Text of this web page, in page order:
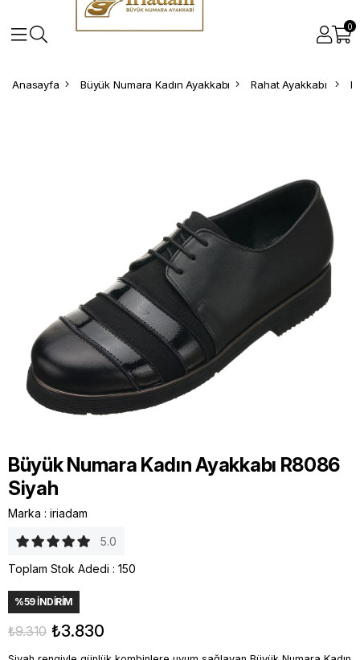
0
Anasayfa Büyük Numara Kadın Ayakkabı Rahat Ayakkabı
Büyük Numara Kadın Ayakkabı R8086
Siyah
Marka : iriadam
5.0
Toplam Stok Adedi : 150
%59İNDIRIM
₺9.310 ₺3.830